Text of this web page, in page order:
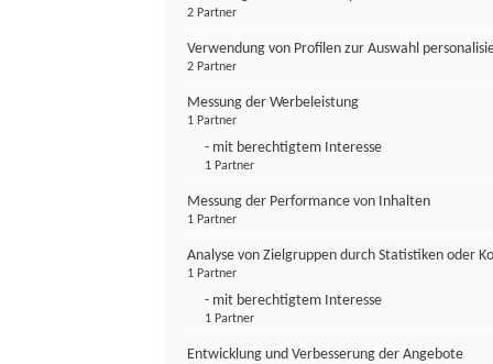
2 Partner
Verwendung von Profilen zur Auswahl
2 Partner
Messung der Werbeleistung
1 Partner
- mit berechtigtem Interesse
1 Partner
Messung der Performance von Inhalten
1 Partner
Analyse von Zielgruppen durch Statistiken oder
1 Partner
- mit berechtigtem Interesse
1 Partner
Entwicklung und Verbesserung der Angebote